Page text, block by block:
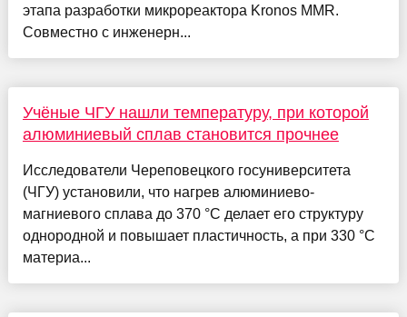
этапа разработки микрореактора Kronos MMR.
Совместно с инженерн...
Учёные ЧГУ нашли температуру, при которой
алюминиевый сплав становится прочнее
Исследователи Череповецкого госуниверситета
(ЧГУ) установили, что нагрев алюминиево-
магниевого сплава до 370 °C делает его структуру
однородной и повышает пластичность, а при 330 °C
материа...